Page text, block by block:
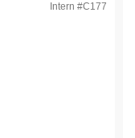
Intern #C177